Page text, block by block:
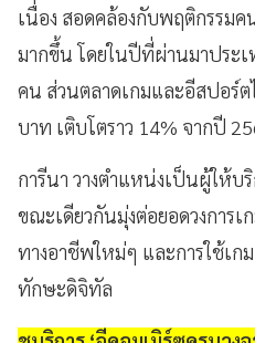
เนื่อง สอดคล้องกับพฤติกรรม
มากขึ้น โดยในปีที่ผ่านมาประเ
คน ส่วนตลาดเกมและอีสปอร์
บาท เติบโตราว 14% จากปี
การีนา วางตำแหน่งเป็นผู้ให้
ขณะเดียวกันมุ่งต่อยอดวงการ
ทางอาชีพใหม่ๆ และการใช้เ
ทักษะดิจิทัล